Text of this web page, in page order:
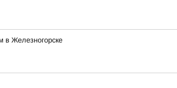
в Железногорске